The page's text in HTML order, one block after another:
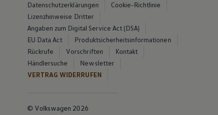
Datenschutzerklärungen
Cookie-Richtlinie
Lizenzhinweise Dritter
Angaben zum Digital Service Act (DSA)
EU Data Act
Produktsicherheitsinformationen
Rückrufe
Vorschriften
Kontakt
Händlersuche
Newsletter
VERTRAG WIDERRUFEN
© Volkswagen 2026